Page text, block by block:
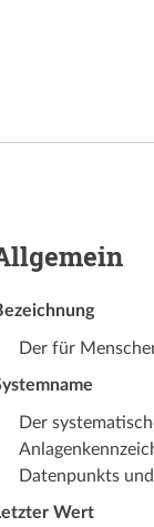
Der für
Der
Datenpunkts
Wert